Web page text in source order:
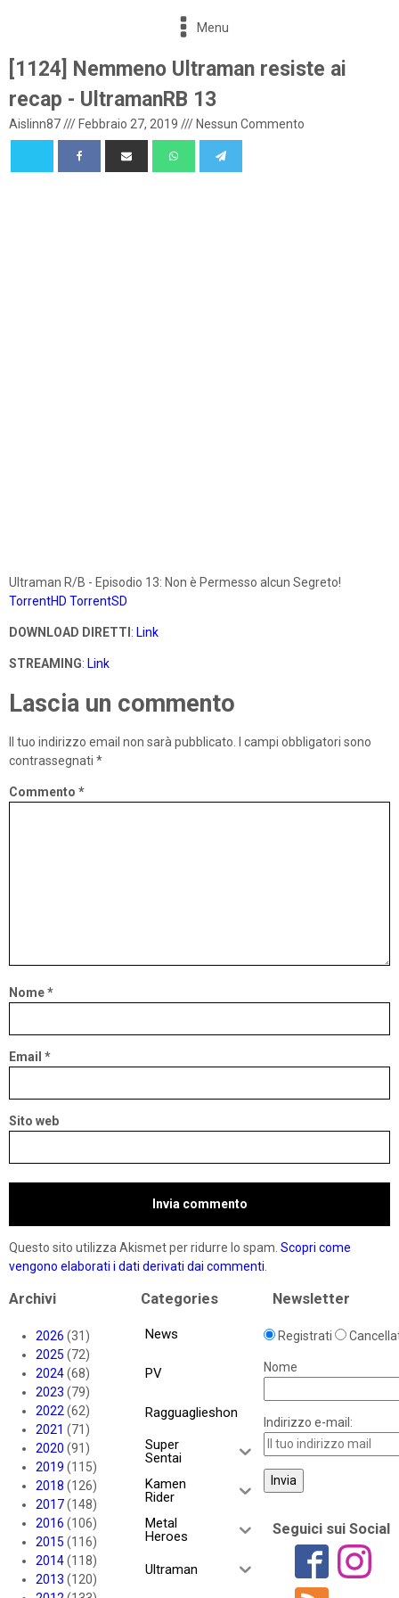
Menu
[1124] Nemmeno Ultraman resiste ai
recap - UltramanRB 13
Aislinn87/// Febbraio 27, 2019 /// Nessun Commento
Ultraman R/B - Episodio 13: Non è Permesso alcun Segreto!
TorrentHD TorrentSD
DOWNLOAD DIRETTI : Link
STREAMING: Link
Lascia un commento
Il tuo indirizzo email non sarà pubblicato.
I campi obbligatori sono
contrassegnati *
Commento *
Nome*
Email *
Sito web
Questo sito utilizza Akismet per ridurre lo spam. Scopri come
vengono elaborati i dati derivati dai commenti.
Archivi
2026 (31)
2025 (72)
2024(68)
2023 (79)
2022(62)
2021 (71)
2020 (91)
2019 (115)
2018 (126)
2017(148)
2016 (106)
2015 (116)
2014(118)
2013 (120)
Categories
News
PV
Ragguaglieshon
Super
Sentai
Kamen
Rider
Metal
Heroes
Ultraman
Newsletter
Registrati
Nome
Indirizzo e-mail:
Seguici sui Social